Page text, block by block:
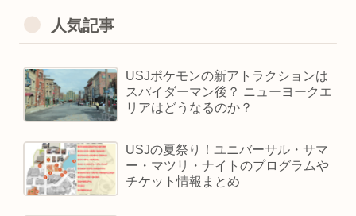
人気記事
USJポケモンの新アトラクションは
スパイダーマン後？ ニューヨークエ
リアはどうなるのか？
USJの夏祭り！ユニバーサル・サマ
ー・マツリ・ナイトのプログラムや
チケット情報まとめ